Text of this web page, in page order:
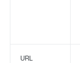
URL